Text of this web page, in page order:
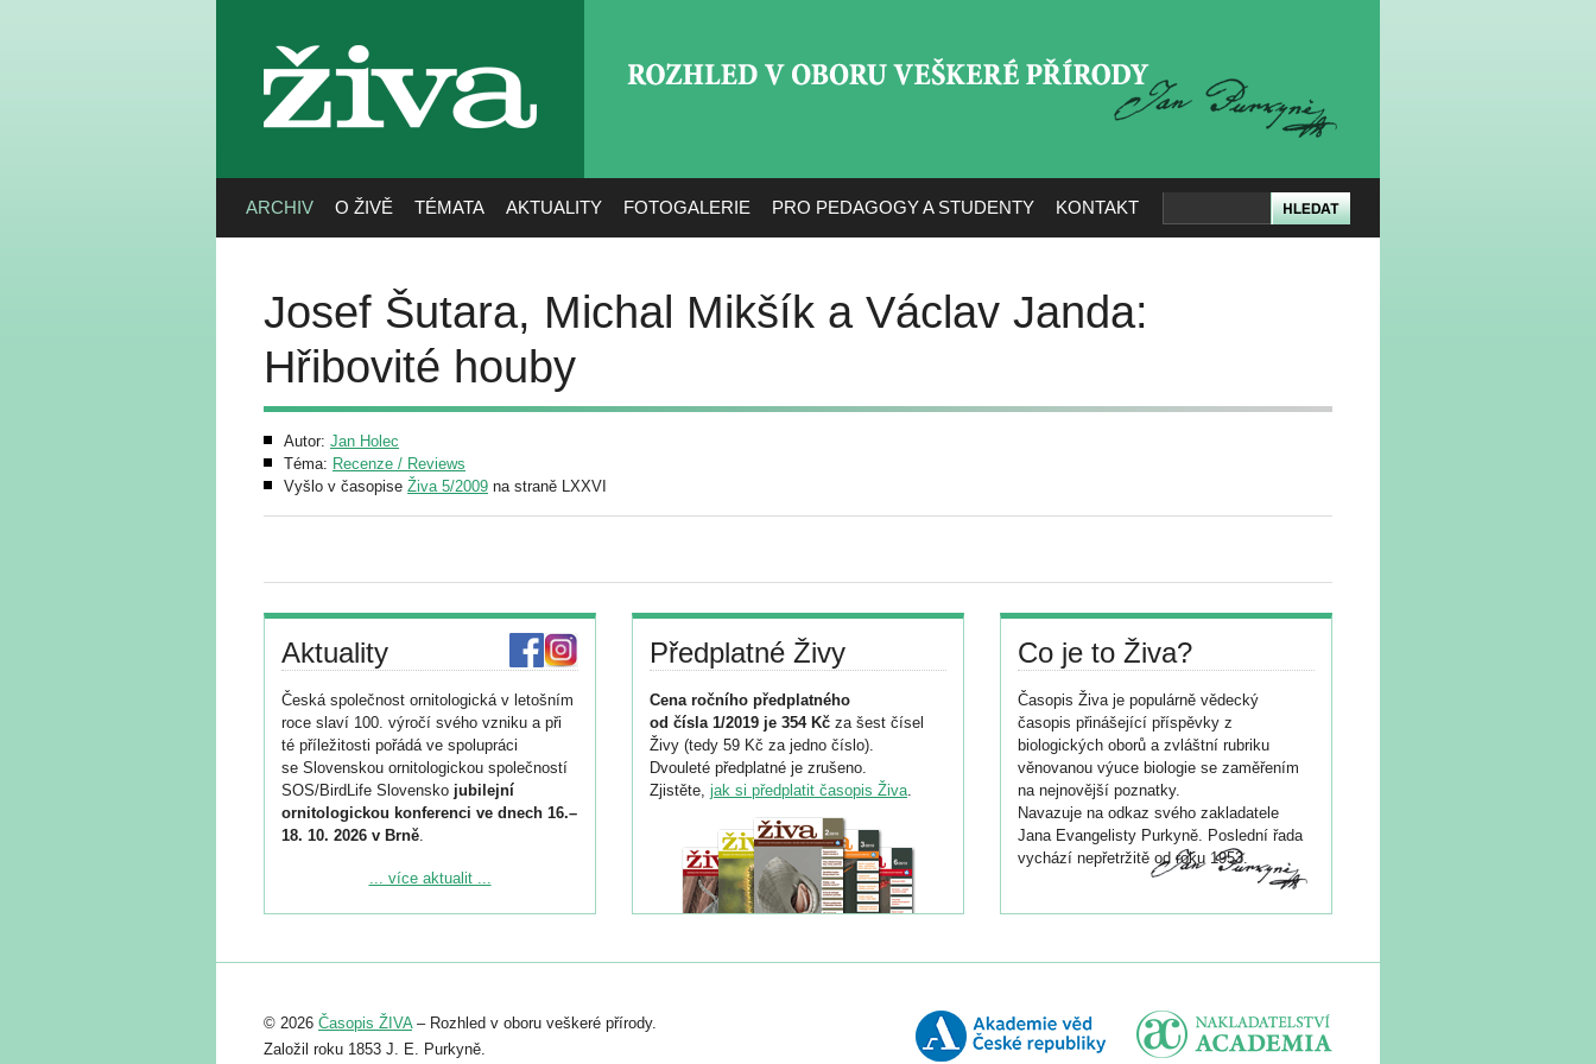
živa
ARCHIV O ŽIVĚ TÉMATA AKTUALITY FOTOGALERIE PRO PEDAGOGY A STUDENTY KONTAKT
Josef Šutara, Michal Mikšík a Václav Janda:
Hřibovité houby
Autor: Jan Holec
Téma: Recenze / Reviews
Vyšlo v časopise Živa 5/2009 na straně LXXVI
Aktuality
Česká společnost ornitologická v letošním
roce slaví 100. výročí svého vzniku a při
té příležitosti pořádá ve spolupráci
se Slovenskou ornitologickou společností
SOS/BirdLife Slovensko jubilejní
ornitologickou konferenci ve dnech 16.–
18. 10. 2026 v Brně.
Podrobnější informace ke konferenci
Registrovat se můžete do 6. září.
abstraktu přihlášené přednášky nebo
posteru je už 30. června.
... více aktualit ...
Předplatné Živy
Cena ročního předplatného
od čísla 1/2019 je 354 Kč za šest čísel
Živy (tedy 59 Kč za jedno číslo).
Dvouleté předplatné je zrušeno.
Zjistěte, jak si předplatit časopis Živa.
Co je to Živa?
Časopis Živa je populárně vědecký
časopis přinášející příspěvky z
biologických oborů a zvláštní rubriku
věnovanou výuce biologie se zaměřením
na nejnovější poznatky.
Navazuje na odkaz svého zakladatele
Jana Evangelisty Purkyně. Poslední řada
vychází nepřetržitě od roku 1953.
© 2026 Časopis ŽIVA– Rozhled v oboru veškeré přírody.
Založil roku 1853 J. E. Purkyně.